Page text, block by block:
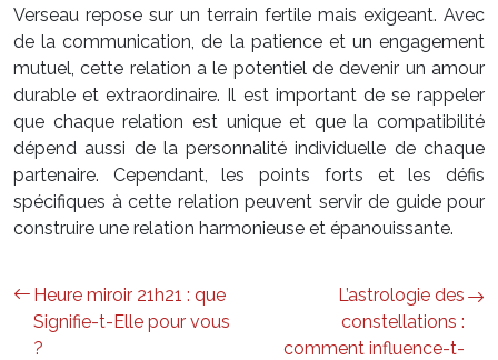
Verseau repose sur un terrain fertile mais exigeant. Avec
de la communication, de la patience et un engagement
mutuel, cette relation a le potentiel de devenir un amour
durable et extraordinaire. Il est important de se rappeler
que chaque relation est unique et que la compatibilité
dépend aussi de la personnalité individuelle de chaque
partenaire. Cependant, les points forts et les défis
spécifiques à cette relation peuvent servir de guide pour
construire une relation harmonieuse et épanouissante.
Heure miroir 21h21 : que
Signifie-t-Elle pour vous
?
L’astrologie des
constellations :
comment influence-t-